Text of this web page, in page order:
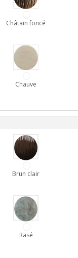
Châtain foncé
Chauve
Brun clair
Rasé